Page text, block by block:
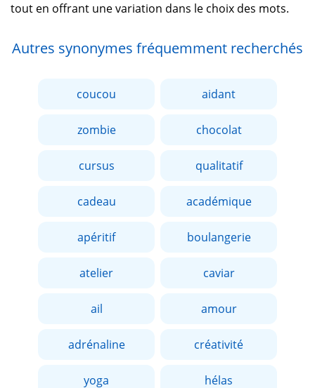
tout en offrant une variation dans le choix des mots.
Autres synonymes fréquemment recherchés
coucou aidant
zombie chocolat
cursus qualitatif
cadeau académique
apéritif boulangerie
atelier caviar
ail amour
adrénaline créativité
yoga hélas